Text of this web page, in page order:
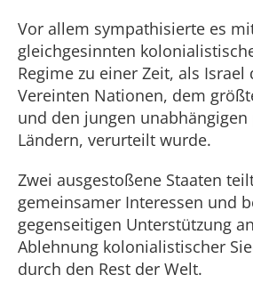
Vor allem sympathisierte es
gleichgesinnten
Regime zu einer Zeit, als Israel
Vereinten Nationen, dem
und den jungen
Ländern, verurteilt wurde.
Zwei ausgestoßene Staaten
gemeinsamer Interessen und
gegenseitigen Unterstützung
Ablehnung kolonialistischer
durch den Rest der Welt.